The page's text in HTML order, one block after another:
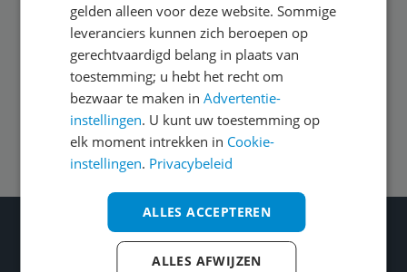
Algemeen
Zakelijk
Volg ons op
Wat je ook kiest: Blijf kieskeurig
Gecontroleerde reviews
gelden alleen voor deze website. Sommige
leveranciers kunnen zich beroepen op
gerechtvaardigd belang in plaats van
toestemming; u hebt het recht om
bezwaar te maken inAdvertentie-
instellingen. U kunt uw toestemming op
elk moment intrekken in Cookie-
instellingen. Privacybeleid
ALLES ACCEPTEREN
ALLES AFWIJZEN